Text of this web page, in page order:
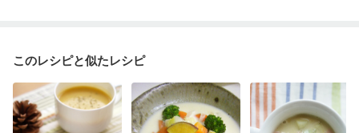
このレシピと似たレシピ